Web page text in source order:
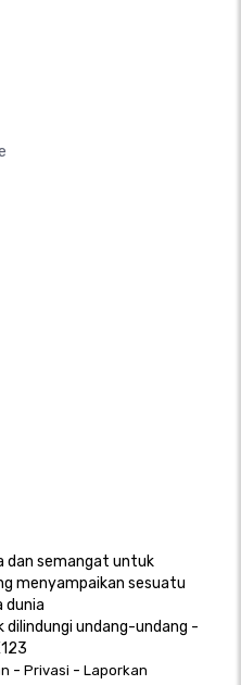
dan semangat untuk
menyampaikan sesuatu
dunia
dilindungi undang-undang -
- Privasi - Laporkan